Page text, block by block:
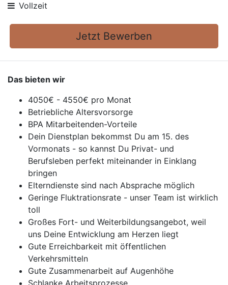
Vollzeit
Jetzt Bewerben
Das bieten wir
4050€ - 4550€ pro Monat
Betriebliche Altersvorsorge
BPA Mitarbeitenden-Vorteile
Dein Dienstplan bekommst Du am 15. des
Vormonats - so kannst Du Privat- und
Berufsleben perfekt miteinander in Einklang
bringen
Elterndienste sind nach Absprache möglich
Geringe Fluktrationsrate - unser Team ist wirklich
toll
Großes Fort- und Weiterbildungsangebot, weil
uns Deine Entwicklung am Herzen liegt
Gute Erreichbarkeit mit öffentlichen
Verkehrsmitteln
Gute Zusammenarbeit auf Augenhöhe
Schlanke Arbeitsprozesse